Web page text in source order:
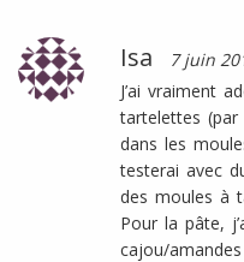
Isa 7 juin
J’ai vraiment
tartelettes
dans les
testerai avec
des moules à
Pour la pâte,
cajou/